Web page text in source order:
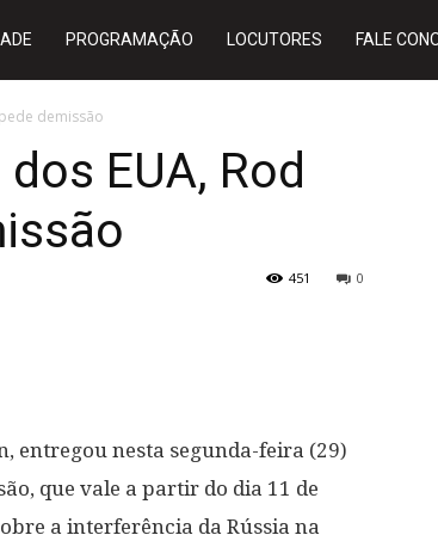
PROGRAMAÇÃO LOCUTORES FALE
demissão
EUA, Rod
0
451
entregou nesta segunda-feira (29)
que vale a partir do dia 11 de
a interferência da Rússia na